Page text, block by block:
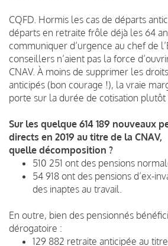
CQFD. Hormis les cas de départs
départs en retraite frôle déjà les 64
communiquer d’urgence au chef de
conseillers n’aient pas la force
CNAV. À moins de supprimer les
anticipés (bon courage !), la vraie
porte sur la durée de cotisation plutôt
Sur les quelque 614 189 nouveaux
directs en 2019 au titre de la CNAV,
quelle décomposition ?
510 251 ont des pensions
54 918 ont des pensions d’ex-
des inaptes au travail.
En outre, bien des pensionnés
dérogatoire :
129 882 retraite anticipée au